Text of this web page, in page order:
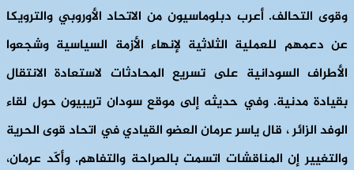
وقوى التحالف. أعرب دبلوماسيون من الاتحاد الأوروبي والترويكا
عن دعمهم للعملية الثلاثية لإنهاء الأزمة السياسية وشجعوا
الأطراف السودانية على تسريع المحادثات لاستعادة الانتقال
بقيادة مدنية. وفي حديثه إلى موقع سودان تريبيون حول لقاء
الوفد الزائر ، قال ياسر عرمان العضو القيادي في اتحاد قوى الحرية
والتغيير إن المناقشات اتسمت بالصراحة والتفاهم. وأكّد عرمان،